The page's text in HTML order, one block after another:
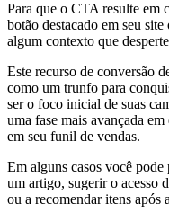
Para que o CTA resulte em
botão destacado em seu
algum contexto que
Este recurso de conversão
como um trunfo para
ser o foco inicial de suas
uma fase mais avançada
em seu funil de vendas.
Em alguns casos você
um artigo, sugerir o acesso
ou a recomendar itens após